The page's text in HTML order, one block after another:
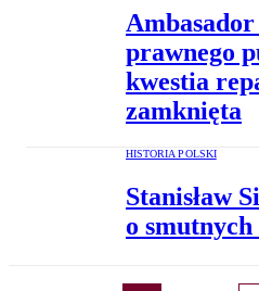
prawnego
kwestia
zamknięta
HISTORIA POLSKI
Stanisław
o smutnych